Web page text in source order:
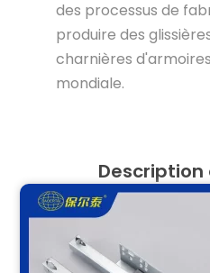
des processus de
produire des
charnières
mondiale.